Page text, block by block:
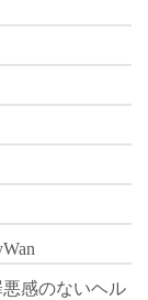
感のないヘル